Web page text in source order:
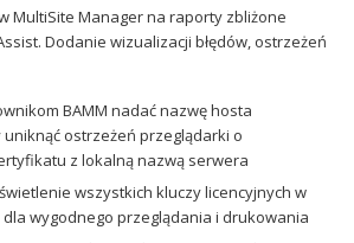
MultiSite Manager na raporty zbliżone
Dodanie wizualizacji błędów, ostrzeżeń
BAMM nadać nazwę hosta
ostrzeżeń przeglądarki o
z lokalną nazwą serwera
wszystkich kluczy licencyjnych w
wygodnego przeglądania i drukowania